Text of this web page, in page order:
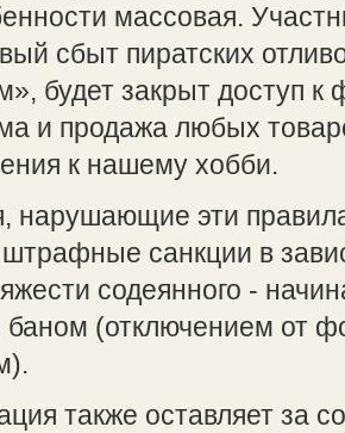
массовая.
сбыт пиратских
будет закрыт доступ к
и продажа любых
к нашему хобби.
нарушающие эти
санкции в
содеянного -
баном (отключением от
также оставляет за